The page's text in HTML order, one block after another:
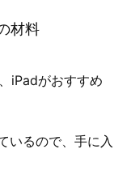
材料
iPadがおすすめ
いるので、手に入